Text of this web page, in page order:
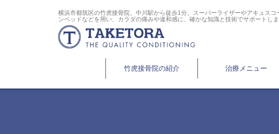
横浜市都筑区の竹虎接骨院。中川駅から徒歩1分。スーパーライザーやアキュス
ンベッドなどを用い、カラダの痛みや違和感に、確かな知識と技術でサポートしま
竹虎接骨院の紹介 治療メニュー